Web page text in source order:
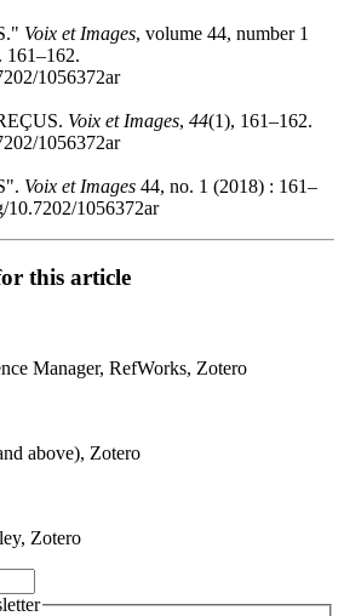
Voix et Images, volume 44, number 1
161–162.
1056372ar
Voix et Images, 44(1), 161–162.
1056372ar
Voix et Images 44, no. 1 (2018) : 161–
10.7202/1056372ar
this article
Manager, RefWorks, Zotero
above), Zotero
Zotero